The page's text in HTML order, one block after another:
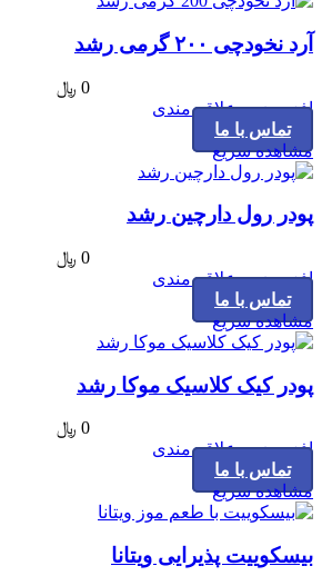
آرد نخودچی ۲۰۰ گرمی رشد
0 ﷼
افزودن به علاقه مندی
تماس با ما
مشاهده سریع
پودر رول دارچین رشد
0 ﷼
افزودن به علاقه مندی
تماس با ما
مشاهده سریع
پودر کیک کلاسیک موکا رشد
0 ﷼
افزودن به علاقه مندی
تماس با ما
مشاهده سریع
بیسکوییت پذیرایی ویتانا